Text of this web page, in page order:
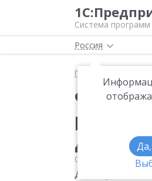
Система программ
Россия
Главная
ФНС
02.07.2014 НДС
Для отражения